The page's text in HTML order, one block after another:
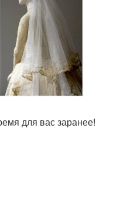
для вас заранее!